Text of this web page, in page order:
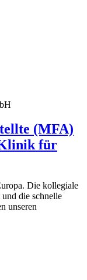
(MFA)
für
Die kollegiale
die schnelle
unseren